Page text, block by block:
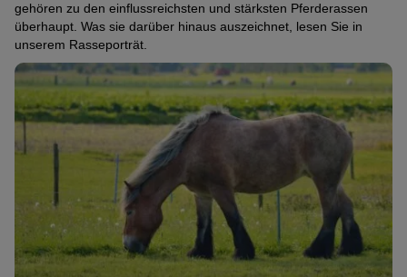
gehören zu den einflussreichsten und stärksten Pferderassen
überhaupt. Was sie darüber hinaus auszeichnet, lesen Sie in
unserem Rasseporträt.